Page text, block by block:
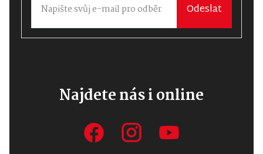
Odeslat
Najdete nás i online